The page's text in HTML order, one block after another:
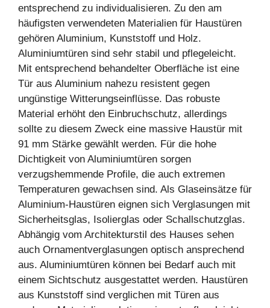
entsprechend zu individualisieren. Zu den am
häufigsten verwendeten Materialien für Haustüren
gehören Aluminium, Kunststoff und Holz.
Aluminiumtüren sind sehr stabil und pflegeleicht.
Mit entsprechend behandelter Oberfläche ist eine
Tür aus Aluminium nahezu resistent gegen
ungünstige Witterungseinflüsse. Das robuste
Material erhöht den Einbruchschutz, allerdings
sollte zu diesem Zweck eine massive Haustür mit
91 mm Stärke gewählt werden. Für die hohe
Dichtigkeit von Aluminiumtüren sorgen
verzugshemmende Profile, die auch extremen
Temperaturen gewachsen sind. Als Glaseinsätze für
Aluminium-Haustüren eignen sich Verglasungen mit
Sicherheitsglas, Isolierglas oder Schallschutzglas.
Abhängig vom Architekturstil des Hauses sehen
auch Ornamentverglasungen optisch ansprechend
aus. Aluminiumtüren können bei Bedarf auch mit
einem Sichtschutz ausgestattet werden. Haustüren
aus Kunststoff sind verglichen mit Türen aus